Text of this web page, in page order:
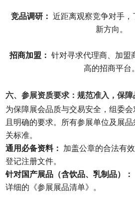
竞品调研： 近距离观察竞争对手，
新方向。
招商加盟： 针对寻求代理商、加盟
高的招商平台。
六、参展资质要求：规范准入，保障
为保障展会品质与交易安全，组委
且明确的要求。所有参展单位及展
关标准。
通用必备资料：
加盖公章的合法有
登记注册文件。
针对国产展品（含饮品、乳制品）：
详细的《参展展品清单》。